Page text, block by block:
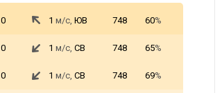
0 1 м/с, ЮВ 748 60%
0 1 м/с, СВ 748 65%
0 1 м/с, СВ 748 69%